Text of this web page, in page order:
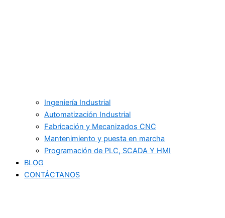
Ingeniería Industrial
Automatización Industrial
Fabricación y Mecanizados CNC
Mantenimiento y puesta en marcha
Programación de PLC, SCADA Y HMI
BLOG
CONTÁCTANOS